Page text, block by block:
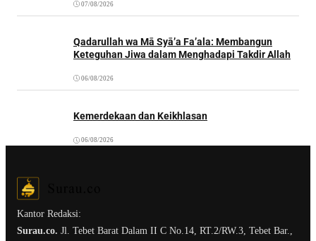
07/08/2026
Qadarullah wa Mā Syā’a Fa’ala: Membangun
Keteguhan Jiwa dalam Menghadapi Takdir Allah
06/08/2026
Kemerdekaan dan Keikhlasan
06/08/2026
Kantor Redaksi:
Surau.co. Jl. Tebet Barat Dalam II C No.14, RT.2/RW.3, Tebet Bar.,